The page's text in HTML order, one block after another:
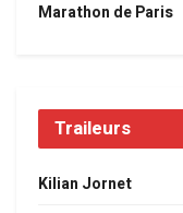
Marathon de Paris
Traileurs
Kilian Jornet